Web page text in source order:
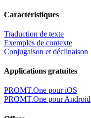
Caractéristiques
Traduction de texte
Exemples de contexte
Conjugaison et déclinaison
Applications gratuites
PROMT.One pour iOS
PROMT.One pour Android